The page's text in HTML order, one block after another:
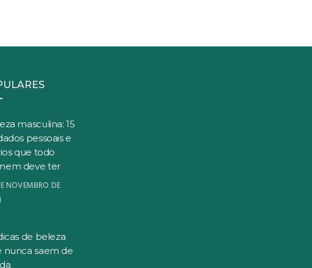
masculina: 15
pessoais e
que todo
deve ter
NOVEMBRO DE
de beleza
nunca saem de